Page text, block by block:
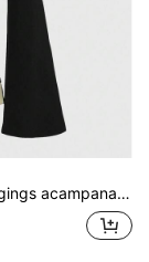
para adolescentes, pantalones de yoga para fitness, casuales, para invierno